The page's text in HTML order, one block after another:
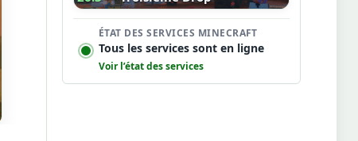
ÉTAT DES SERVICES MINECRAFT
Tous les services sont en ligne
Voir l’état des services